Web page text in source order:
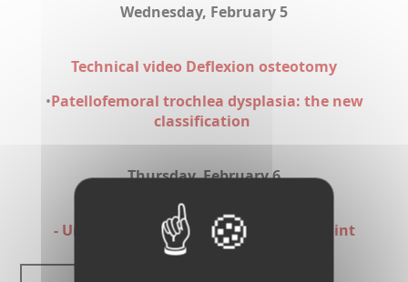
Wednesday, February 5
Technical video Deflexion osteotomy
•Patellofemoral trochlea dysplasia: the new
classification
Thursday, February 6
- Unicompartmental prosthesis & PF joint